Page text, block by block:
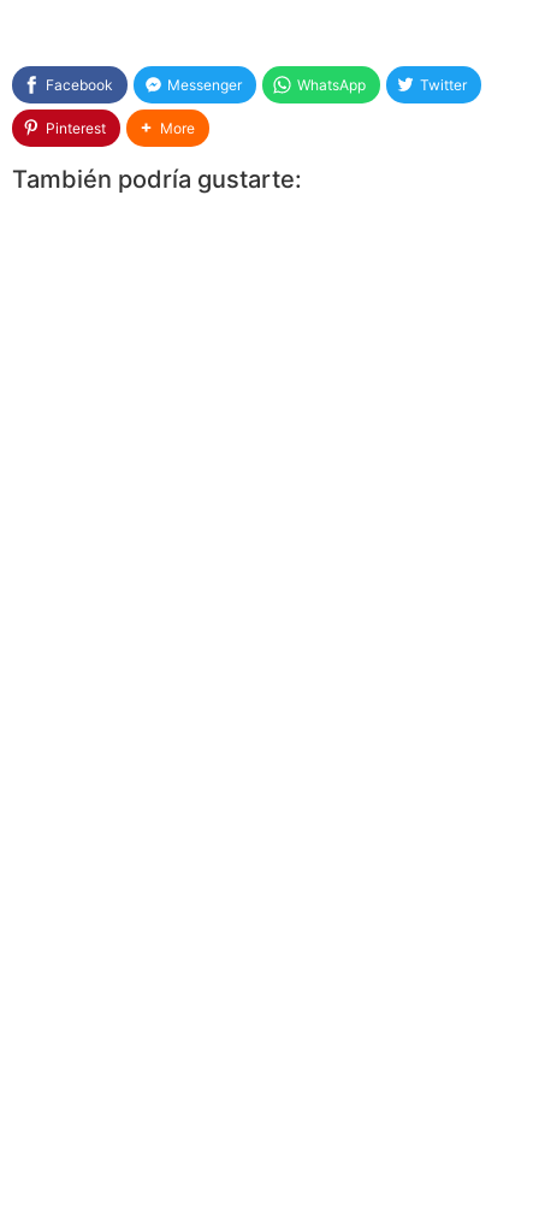
Facebook Messenger WhatsApp Twitter
Pinterest More
También podría gustarte: